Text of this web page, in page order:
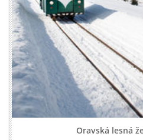
Oravská lesná